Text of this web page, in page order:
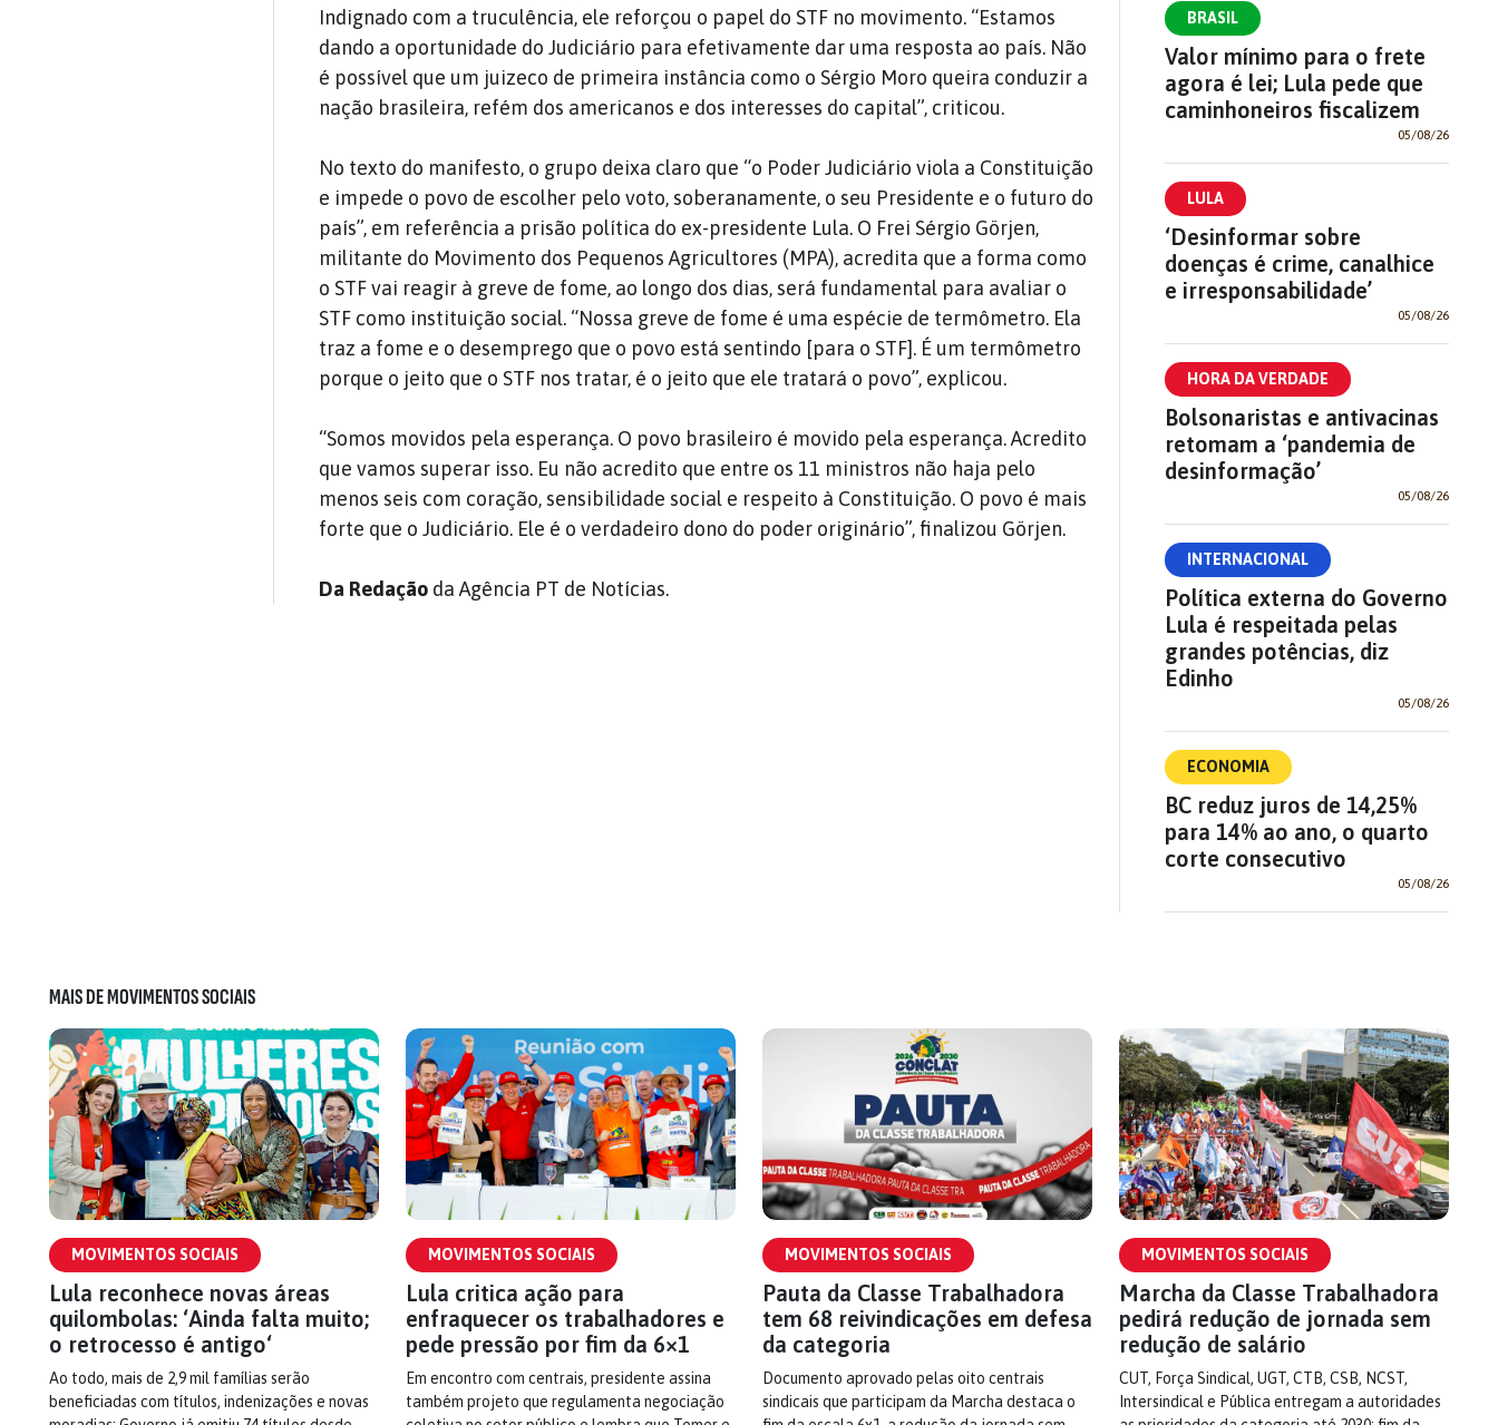
Indignado com a truculência, ele reforçou o papel do STF no movimento. “Estamos
dando a oportunidade do Judiciário para efetivamente dar uma resposta ao país. Não
é possível que um juizeco de primeira instância como o Sérgio Moro queira conduzir a
nação brasileira, refém dos americanos e dos interesses do capital”, criticou.
No texto do manifesto, o grupo deixa claro que “o Poder Judiciário viola a Constituição
e impede o povo de escolher pelo voto, soberanamente, o seu Presidente e o futuro do
país”, em referência a prisão política do ex-presidente Lula. O Frei Sérgio Görjen,
militante do Movimento dos Pequenos Agricultores (MPA), acredita que a forma como
o STF vai reagir à greve de fome, ao longo dos dias, será fundamental para avaliar o
STF como instituição social. “Nossa greve de fome é uma espécie de termômetro. Ela
traz a fome e o desemprego que o povo está sentindo [para o STF]. É um termômetro
porque o jeito que o STF nos tratar, é o jeito que ele tratará o povo”, explicou.
“Somos movidos pela esperança. O povo brasileiro é movido pela esperança. Acredito
que vamos superar isso. Eu não acredito que entre os 11 ministros não haja pelo
menos seis com coração, sensibilidade social e respeito à Constituição. O povo é mais
forte que o Judiciário. Ele é o verdadeiro dono do poder originário”, finalizou Görjen.
Da Redação da Agência PT de Notícias.
BRASIL
Valor mínimo para o frete
agora é lei; Lula pede que
caminhoneiros fiscalizem
05/08/26
LULA
‘Desinformar sobre
doenças é crime, canalhice
e irresponsabilidade’
05/08/26
HORA DA VERDADE
Bolsonaristas e antivacinas
retomam a ‘pandemia de
desinformação’
05/08/26
INTERNACIONAL
Política externa do Governo
Lula é respeitada pelas
grandes potências, diz
Edinho
05/08/26
ECONOMIA
BC reduz juros de 14,25%
para 14% ao ano, o quarto
corte consecutivo
05/08/26
MAIS DE MOVIMENTOS SOCIAIS
MOVIMENTOS SOCIAIS
Lula reconhece novas áreas
quilombolas: ‘Ainda falta muito;
o retrocesso é antigo‘
Ao todo, mais de 2,9 mil famílias serão
beneficiadas com títulos, indenizações e novas
MOVIMENTOS SOCIAIS
Lula critica ação para
enfraquecer os trabalhadores e
pede pressão por fim da 6×1
Em encontro com centrais, presidente assina
também projeto que regulamenta negociação
MOVIMENTOS SOCIAIS
Pauta da Classe Trabalhadora
tem 68 reivindicações em defesa
da categoria
Documento aprovado pelas oito centrais
sindicais que participam da Marcha destaca o
MOVIMENTOS SOCIAIS
Marcha da Classe Trabalhadora
pedirá redução de jornada sem
redução de salário
CUT, Força Sindical, UGT, CTB, CSB, NCST,
Intersindical e Pública entregam a autoridades